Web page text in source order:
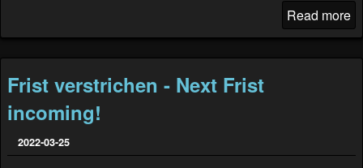
Read more
Frist verstrichen - Next Frist
incoming!
2022-03-25